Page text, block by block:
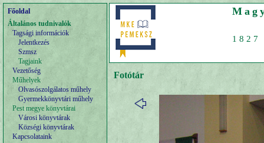
Főoldal
Általános tudnivalók
Tagsági információk
Jelentkezés
Szmsz
Tagjaink
Vezetőség
Műhelyek
Olvasószolgálatos műhely
Gyermekkönyvtári műhely
Pest megye könyvtárai
Városi könyvtárak
Községi könyvtárak
Kapcsolataink
Fotótár